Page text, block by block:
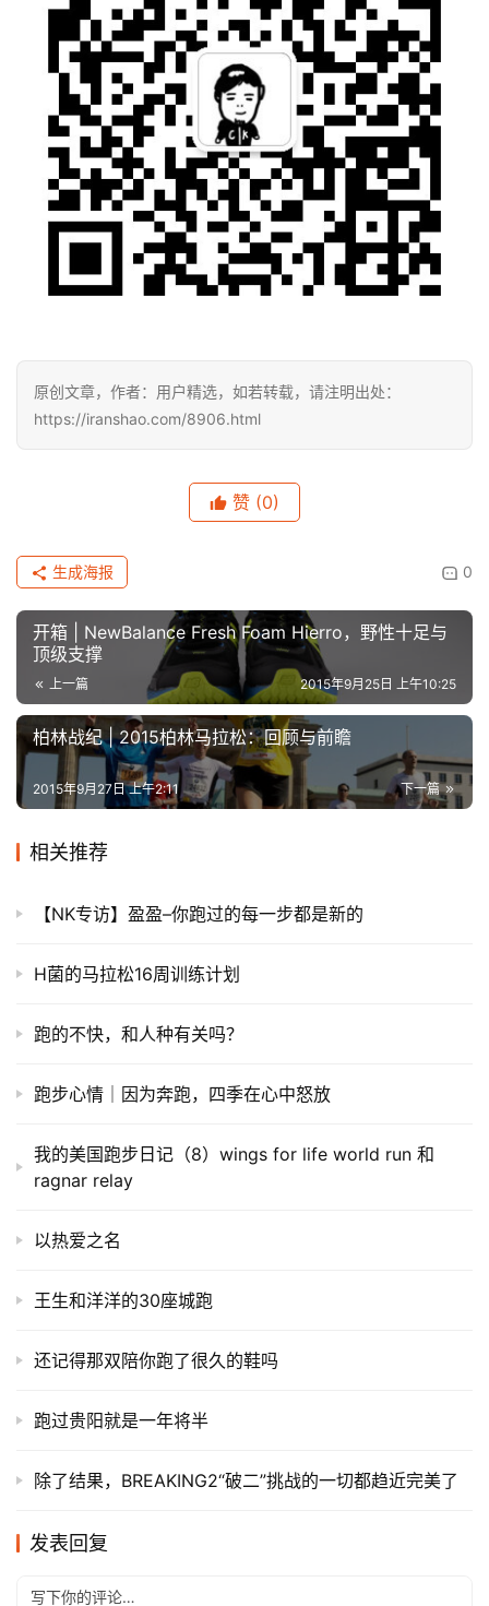
原创文章，作者：用户精选，如若转载，请注明出处：
https://iranshao.com/8906.html
赞 (0)
0
生成海报
开箱 | NewBalance Fresh Foam Hierro，野性十足与
顶级支撑
上一篇 2015年9月25日 上午10:25
柏林战纪 | 2015柏林马拉松：回顾与前瞻
下一篇
2015年9月27日 上午2:11
相关推荐
【NK专访】盈盈–你跑过的每一步都是新的
H菌的马拉松16周训练计划
跑的不快，和人种有关吗？
跑步心情│因为奔跑，四季在心中怒放
我的美国跑步日记（8）wings for life world run 和
ragnar relay
以热爱之名
王生和洋洋的30座城跑
还记得那双陪你跑了很久的鞋吗
跑过贵阳就是一年将半
除了结果，BREAKING2“破二”挑战的一切都趋近完美了
发表回复